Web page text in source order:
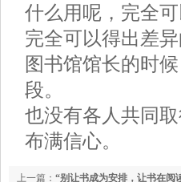
什么用呢，完全可
完全可以得出差
图书馆馆长的时
段。
也没有各人共同
布满信心。
上一篇： “别让书成为安排，让书在阅